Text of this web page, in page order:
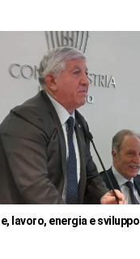
lavoro, energia e sviluppo